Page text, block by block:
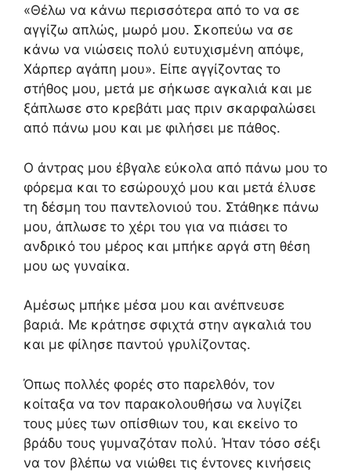
«Θέλω να κάνω περισσότερα από το να σε
αγγίζω απλώς, μωρό μου. Σκοπεύω να σε
κάνω να νιώσεις πολύ ευτυχισμένη απόψε,
Χάρπερ αγάπη μου». Είπε αγγίζοντας το
στήθος μου, μετά με σήκωσε αγκαλιά και με
ξάπλωσε στο κρεβάτι μας πριν σκαρφαλώσει
από πάνω μου και με φιλήσει με πάθος.
Ο άντρας μου έβγαλε εύκολα από πάνω μου το
φόρεμα και το εσώρουχό μου και μετά έλυσε
τη δέσμη του παντελονιού του. Στάθηκε πάνω
μου, άπλωσε το χέρι του για να πιάσει το
ανδρικό του μέρος και μπήκε αργά στη θέση
μου ως γυναίκα.
Αμέσως μπήκε μέσα μου και ανέπνευσε
βαριά. Με κράτησε σφιχτά στην αγκαλιά του
και με φίλησε παντού γρυλίζοντας.
Όπως πολλές φορές στο παρελθόν, τον
κοίταξα να τον παρακολουθήσω να λυγίζει
τους μύες των οπίσθιων του, και εκείνο το
βράδυ τους γυμναζόταν πολύ. Ήταν τόσο σέξι
να τον βλέπω να νιώθει τις έντονες κινήσεις